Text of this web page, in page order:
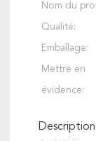
Nom du
Qualité:
Emballage:
Mettre en
évidence: